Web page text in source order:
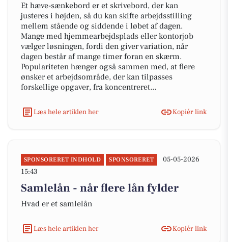
Et hæve-sænkebord er et skrivebord, der kan
justeres i højden, så du kan skifte arbejdsstilling
mellem stående og siddende i løbet af dagen.
Mange med hjemmearbejdsplads eller kontorjob
vælger løsningen, fordi den giver variation, når
dagen består af mange timer foran en skærm.
Populariteten hænger også sammen med, at flere
ønsker et arbejdsområde, der kan tilpasses
forskellige opgaver, fra koncentreret...
Læs hele artiklen her Kopiér link
SPONSORERET INDHOLD SPONSORERET
05-05-2026
15:43
Samlelån - når flere lån fylder
Hvad er et samlelån
Læs hele artiklen her Kopiér link